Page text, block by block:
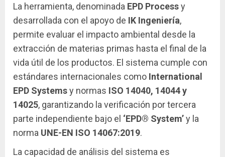
La herramienta, denominada EPD Processy
desarrollada con el apoyo de IK Ingeniería,
permite evaluar el impacto ambiental desde la
extracción de materias primas hasta el final de la
vida útil de los productos. El sistema cumple con
estándares internacionales como International
EPD Systemsy normas ISO 14040, 14044 y
14025, garantizando la verificación por tercera
parte independiente bajo el ‘EPD® System’y la
norma UNE-EN ISO 14067:2019.
La capacidad de análisis del sistema es